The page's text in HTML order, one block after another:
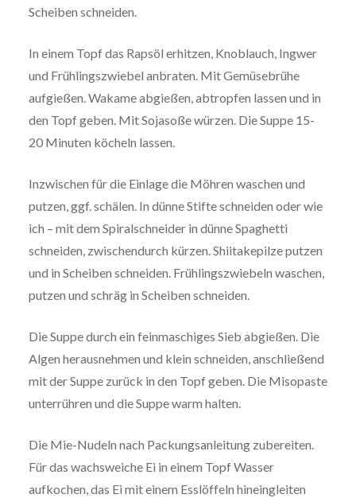
Scheiben schneiden.
In einem Topf das Rapsöl erhitzen, Knoblauch, Ingwer
und Frühlingszwiebel anbraten. Mit Gemüsebrühe
aufgießen. Wakame abgießen, abtropfen lassen und in
den Topf geben. Mit Sojasoße würzen. Die Suppe 15-
20 Minuten köcheln lassen.
Inzwischen für die Einlage die Möhren waschen und
putzen, ggf. schälen. In dünne Stifte schneiden oder wie
ich – mit dem Spiralschneider in dünne Spaghetti
schneiden, zwischendurch kürzen. Shiitakepilze putzen
und in Scheiben schneiden. Frühlingszwiebeln waschen,
putzen und schräg in Scheiben schneiden.
Die Suppe durch ein feinmaschiges Sieb abgießen. Die
Algen herausnehmen und klein schneiden, anschließend
mit der Suppe zurück in den Topf geben. Die Misopaste
unterrühren und die Suppe warm halten.
Die Mie-Nudeln nach Packungsanleitung zubereiten.
Für das wachsweiche Ei in einem Topf Wasser
aufkochen, das Ei mit einem Esslöffeln hineingleiten